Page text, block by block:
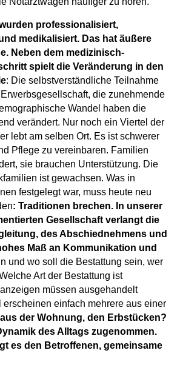
professionalisiert,
medikalisiert. Das hat äußere
Neben dem medizinisch-
spielt die Veränderung in den
: Die selbstverständliche Teilnahme
die zunehmende
Wandel haben die
verändert. Nur noch ein Viertel der
lebt am selben Ort. Es ist schwerer
Pflege zu vereinbaren. Familien
sie brauchen Unterstützung. Die
ist gewachsen. Was in
festgelegt war, muss heute neu
: Traditionen brechen. In unserer
Gesellschaft verlangt die
des Abschiednehmens und
Maß an Kommunikation und
und wo soll die Bestattung sein, wer
Art der Bestattung ist
müssen ausgehandelt
erscheinen einfach mehrere aus einer
der Wohnung, den Erbstücken?
des Alltags zugenommen.
es den Betroffenen, gemeinsame